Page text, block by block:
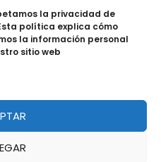
la privacidad de
política explica cómo
la información personal
sitio web
2026 | Fabricación de